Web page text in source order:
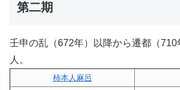
第二期
壬申の乱（672年）以降から遷都（710
人。
柿本人麻呂